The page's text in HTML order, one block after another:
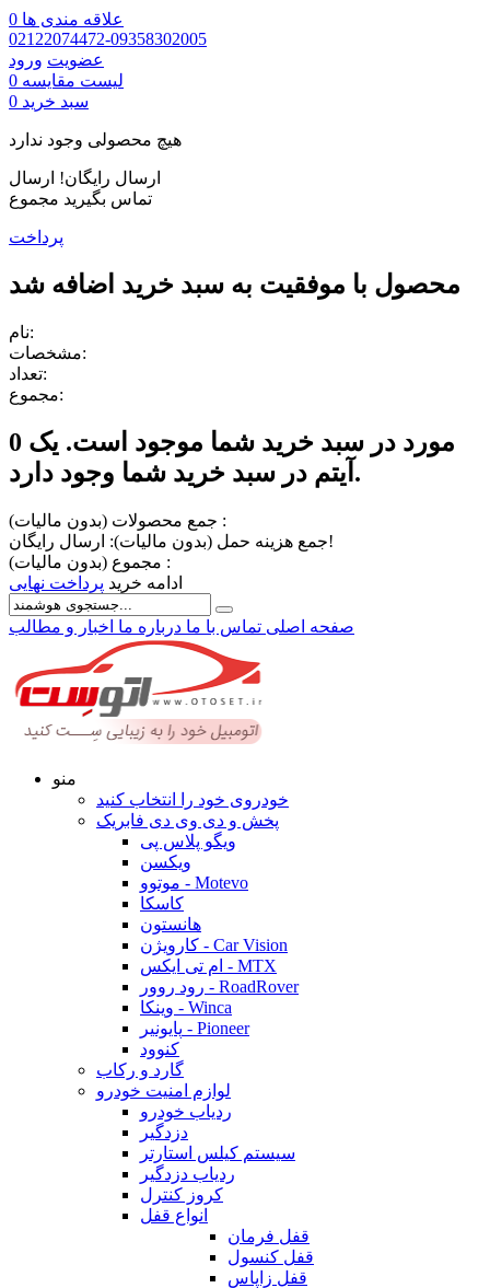
علاقه مندی ها 0
02122074472-09358302005
عضویت ورود
لیست مقایسه 0
سبد خرید 0
هیچ محصولی وجود ندارد
ارسال رایگان! ارسال
تماس بگیرید مجموع
پرداخت
محصول با موفقیت به سبد خرید اضافه شد
نام:
مشخصات:
تعداد:
مجموع:
0 مورد در سبد خرید شما موجود است. یک
آیتم در سبد خرید شما وجود دارد.
جمع محصولات (بدون مالیات) :
جمع هزینه حمل (بدون مالیات):ارسال رایگان!
مجموع (بدون مالیات) :
ادامه خرید پرداخت نهایی
صفحه اصلی تماس با ما درباره ما اخبار و مطالب
منو
خودروی خود را انتخاب کنید
پخش و دی وی دی فابریک
ویگو پلاس پی
ویکسن
موتوو - Motevo
کاسکا
هانستون
کارویژن - Car Vision
ام تی ایکس - MTX
رود روور - RoadRover
وینکا - Winca
پایونیر - Pioneer
کنوود
گارد و رکاب
لوازم امنیت خودرو
ردیاب خودرو
دزدگیر
سیستم کیلس استارتر
ردیاب دزدگیر
کروز کنترل
انواع قفل
قفل فرمان
قفل کنسول
قفل زاپاس